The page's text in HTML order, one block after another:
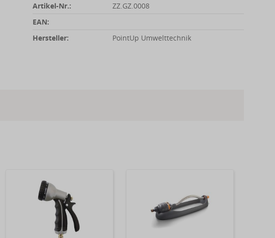
Artikel-Nr.:
ZZ.GZ.0008
EAN:
Hersteller:
PointUp Umwelttechnik